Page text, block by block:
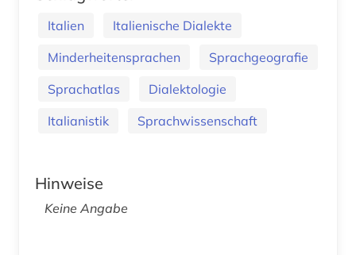
Italien
Italienische Dialekte
Minderheitensprachen
Sprachgeografie
Sprachatlas
Dialektologie
Italianistik
Sprachwissenschaft
Hinweise
Keine Angabe